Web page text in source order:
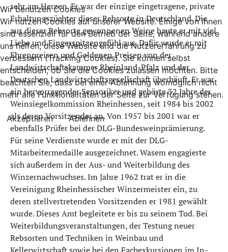
sehr am Herzen. Er war der einzige eingetragene, private
Erhaltungszüchter dieser Rebsorte in Deutschland. Die
aus dieser Rebsorte gewonnenen Weine baute er mit viel
Liebe und Fingerspitzengefühl aus. Dafür wurde er mit
Ehrenpreisen und Goldenen Preisen von der
Landwirtschaftskammer Rheinland-Pfalz und der
Deutschen Landwirtschaftsgesellschaft überhäuft. Er war
ein hervorragender Sensoriker und gehörte 32 Jahre der
Weinsiegelkommission Rheinhessen, seit 1984 bis 2002
als deren Vorsitzender an. Von 1957 bis 2001 war er
ebenfalls Prüfer bei der DLG-Bundesweinprämierung.
Für seine Verdienste wurde er mit der DLG-
Mitarbeitermedaille ausgezeichnet. Wasem engagierte
sich außerdem in der Aus- und Weiterbildung des
Winzernachwuchses. Im Jahre 1962 trat er in die
Vereinigung Rheinhessischer Winzermeister ein, zu
deren stellvertretenden Vorsitzenden er 1981 gewählt
wurde. Dieses Amt begleitete er bis zu seinem Tod. Bei
Weiterbildungsveranstaltungen, der Testung neuer
Rebsorten und Techniken in Weinbau und
Wir benutzen Cookies
Wir nutzen Cookies auf unserer Website. Einige von ihnen
sind essenziell für den Betrieb der Seite, während andere
uns helfen, diese Website und die Nutzererfahrung zu
verbessern (Tracking Cookies). Sie können selbst
entscheiden, ob Sie die Cookies zulassen möchten. Bitte
beachten Sie, dass bei einer Ablehnung womöglich nicht
mehr alle Funktionalitäten der Seite zur Verfügung stehen.
Akzeptieren Ablehnen